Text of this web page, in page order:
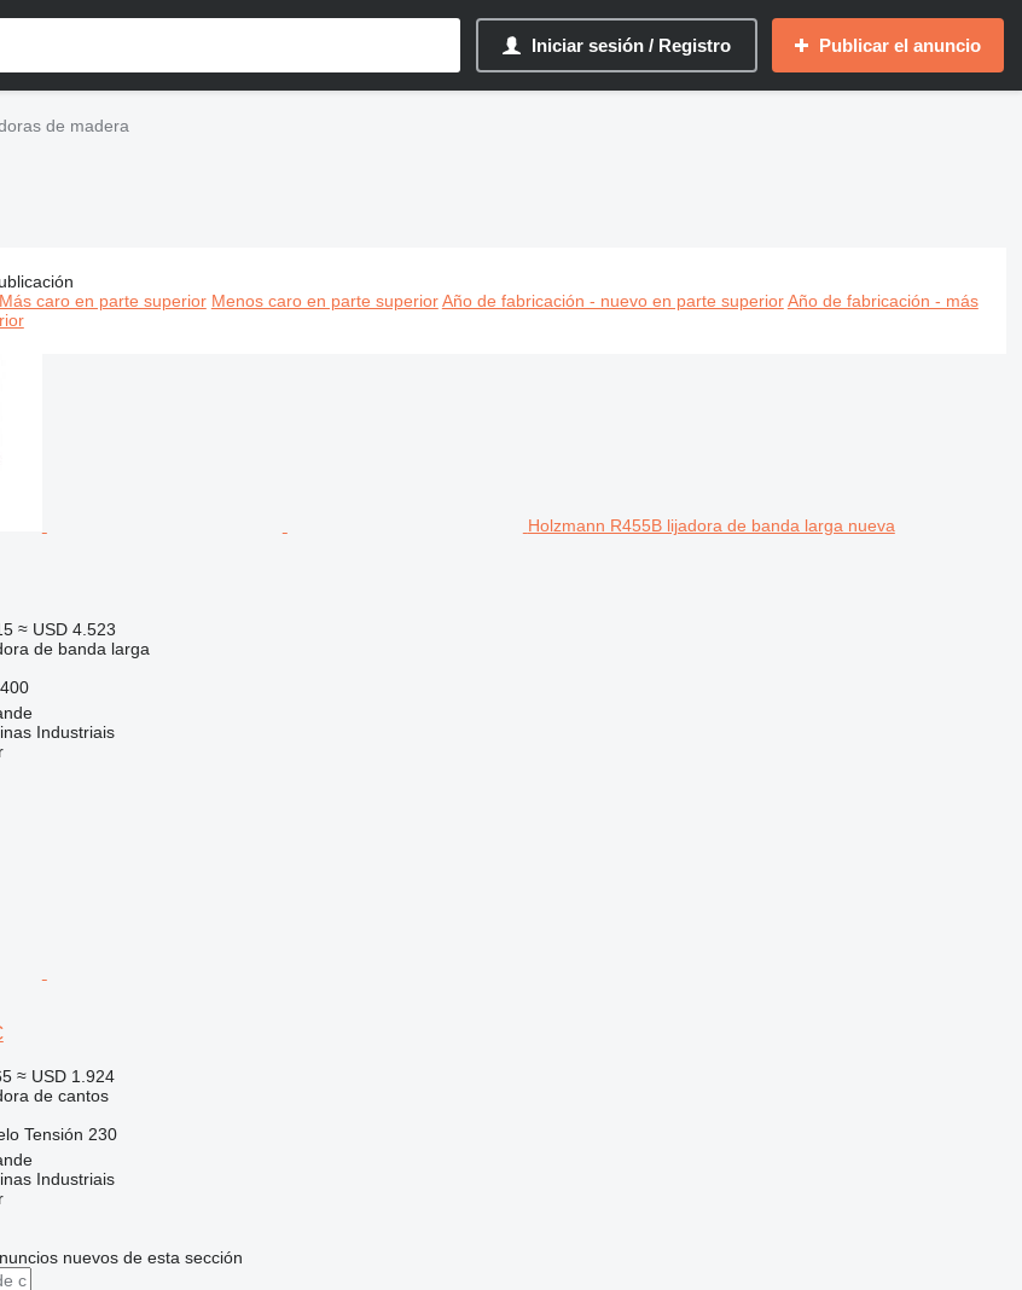
Iniciar sesión / Registro Publicar el anuncio
de madera
de madera, máquina pulidora de madera, lijadora de madera, lijadora para madera
Más caro en parte superior Menos caro en parte superior Año de fabricación - nuevo en parte superior Año de fabricación - más
Holzmann R455B lijadora de banda larga nueva
≈ USD 4.523
de banda larga
400
Industriais
≈ USD 1.924
de cantos
Tensión 230
Industriais
nuevos de esta sección